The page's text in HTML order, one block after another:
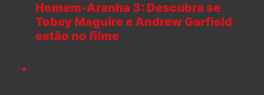
Homem-Aranha 3: Descubra se
Tobey Maguire e Andrew Garfield
estão no filme